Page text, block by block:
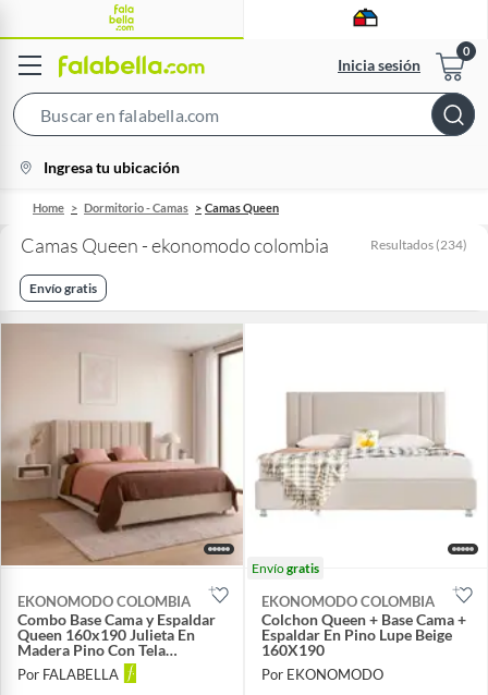
Inicia sesión
Bar
location-
icon
Ingresa tu ubicación
Home Dormitorio - Camas Camas Queen
Camas Queen - ekonomodo colombia Resultados (234)
Envío gratis
EKONOMODO COLOMBIA
Combo Base Cama y Espaldar
Queen 160x190 Julieta En
Madera Pino Con Tela
Premium Beige
Por FALABELLA
Envíogratis
EKONOMODO COLOMBIA
Colchon Queen + Base Cama +
Espaldar En Pino Lupe Beige
160X190
Por EKONOMODO